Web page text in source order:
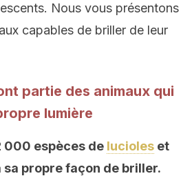
Nous vous présentons
capables de briller de leur
partie des animaux qui
lumière
000 espèces de lucioles et
sa propre façon de briller.